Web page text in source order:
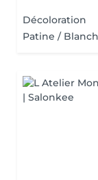
Décoloration
Patine /